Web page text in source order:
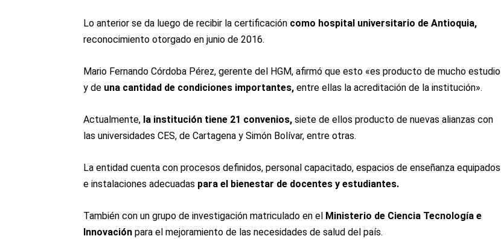
Lo anterior se da luego de recibir la certificación como hospital universitario de Antioquia,
reconocimiento otorgado en junio de 2016.
Mario Fernando Córdoba Pérez, gerente del HGM, afirmó que esto «es producto de mucho estudio
y de una cantidad de condiciones importantes, entre ellas la acreditación de la institución».
Actualmente, la institución tiene 21 convenios, siete de ellos producto de nuevas alianzas con
las universidades CES, de Cartagena y Simón Bolívar, entre otras.
La entidad cuenta con procesos definidos, personal capacitado, espacios de enseñanza equipados
e instalaciones adecuadas para el bienestar de docentes y estudiantes.
También con un grupo de investigación matriculado en el Ministerio de Ciencia Tecnología e
Innovación para el mejoramiento de las necesidades de salud del país.